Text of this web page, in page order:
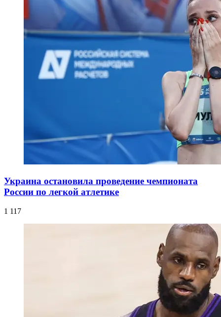
Украина остановила проведение чемпионата
России по легкой атлетике
1 117